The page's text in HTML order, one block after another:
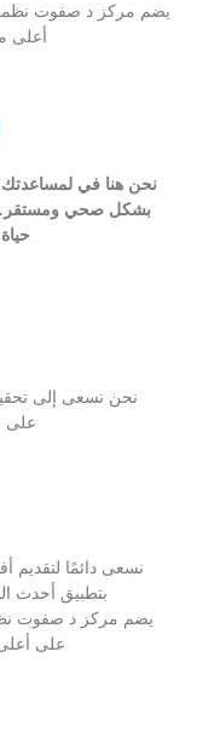
يضم مركز د صفوت نظمي
أعلى
نحن هنا في لمساعدتك
بشكل صحي ومستقر….
نحن نسعى إلى
على
نسعى دائمًا لتقديم
بتطبيق أحدث
يضم مركز د صفوت
على